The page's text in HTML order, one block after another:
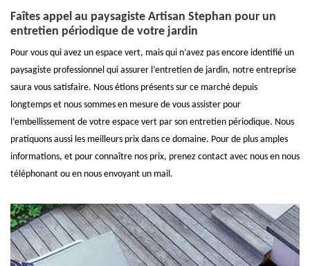
Faîtes appel au paysagiste Artisan Stephan pour un
entretien périodique de votre jardin
Pour vous qui avez un espace vert, mais qui n’avez pas encore identifié un
paysagiste professionnel qui assurer l’entretien de jardin, notre entreprise
saura vous satisfaire. Nous étions présents sur ce marché depuis
longtemps et nous sommes en mesure de vous assister pour
l’embellissement de votre espace vert par son entretien périodique. Nous
pratiquons aussi les meilleurs prix dans ce domaine. Pour de plus amples
informations, et pour connaître nos prix, prenez contact avec nous en nous
téléphonant ou en nous envoyant un mail.